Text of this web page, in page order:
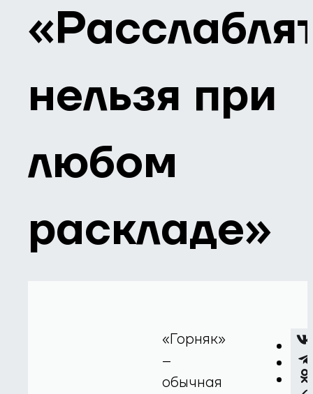
нельзя при
любом
раскладе»
«Горняк»
–
обычная